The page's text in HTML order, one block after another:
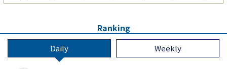
Ranking
Daily Weekly